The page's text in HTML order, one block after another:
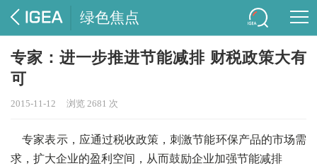
绿色焦点
专家：进一步推进节能减排 财税政策大有
可
2015-11-12 浏览 2681 次
专家表示，应通过税收政策，刺激节能环保产品的市场需
求，扩大企业的盈利空间，从而鼓励企业加强节能减排